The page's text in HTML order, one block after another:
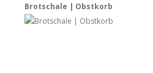
Brotschale | Obstkorb